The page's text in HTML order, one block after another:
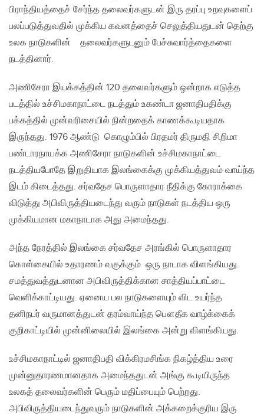
பிராந்தியத்தைச் சேர்ந்த தலைவர்களுடன் இரு தரப்பு உறவுகளைப்
பலப்படுத்துவதில் முக்கிய கவனத்தைச் செலுத்தியதுடன் தெற்கு
உலக நாடுகளின் தலைவர்களுடனும் பேச்சுவார்த்தைகளை
நடத்தினார்.
அணிசேரா இயக்கத்தின் 120 தலைவர்களும் ஒன்றாக எடுத்த
படத்தில் உச்சிமகாநாட்டை நடத்தும் உகண்டா ஜனாதிபதிக்கு
பக்கத்தில் முன்வரிசையில் நின்றதைக் காணக்கூடியதாக
இருந்தது. 1976 ஆண்டு கொழும்பில் பிரதமர் திருமதி சிறிமா
பண்டாரநாயக்க அணிசேரா நாடுகளின் உச்சிமகாநாட்டை
நடத்தியபோதே இறுதியாக இலங்கைக்கு முக்கியத்துவம் வாய்ந்த
இடம் கிடைத்தது. சர்வதேச பொருளாதார நீதிக்கு கோராக்கை
விடுத்து அபிவிருத்தியடைந்து வரும் நாடுகள் நடத்திய ஒரு
முக்கியமான மகாநாடாக அது அமைந்தது.
அந்த நேரத்தில் இலங்கை சர்வதேச அரங்கில் பொருளாதார
கொள்கையில் உதாரணம் வகுக்கும் ஒரு நாடாக விளங்கியது.
சமத்துவத்துடனான அபிவிருத்திக்கான சாத்தியப்பாட்டை
வெளிக்காட்டியது. ஏனைய பல நாடுகளையும் விட உயர்ந்த
தனிநபர் வருமானத்துடன் தரம்வாய்ந்த பௌதீக வாழ்க்கைக்
குறிகாட்டியில் முன்னிலையில் இலங்கை அன்று விளங்கியது.
உச்சிமகாநாட்டில் ஜனாதிபதி விக்கிரமசிங்க நிகழ்த்திய உரை
முன்னுதாரணமானதாக அமைந்ததுடன் அங்கு கூடியிருந்த
உலகத் தலைவர்களின் பெரும் மதிப்பையும் பெற்றது.
அபிவிருத்தியடைந்துவரும் நாடுகளின் அக்கறைக்குரிய இரு